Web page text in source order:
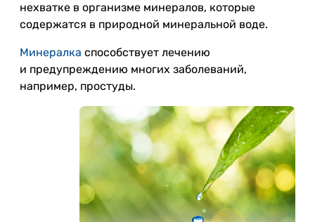
нехватке в организме минералов, которые
содержатся в природной минеральной воде.
Минералка способствует лечению
и предупреждению многих заболеваний,
например, простуды.